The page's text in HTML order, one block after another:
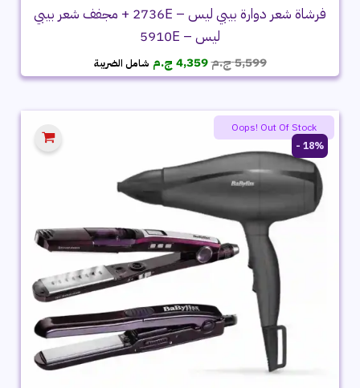
فرشاة شعر دوارة بيبي ليس – 2736E + مجفف شعر بيبي
ليس – 5910E
5,599ج.مالسعر
الأصلي
5,599 ج.م.
4,359 ج.م السعر
الحالي
4,359 ج.م.
شامل الضريبة
18% -
Oops! Out Of Stock